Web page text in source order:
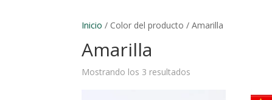
Inicio / Color del producto / Amarilla
Amarilla
Mostrando los 3 resultados